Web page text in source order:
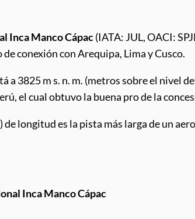
Inca Manco Cápac(IATA: JUL, OACI:
conexión con Arequipa, Lima y Cusco.
a 3825 m s. n. m. (metros sobre el
el cual obtuvo la buena pro de la
de longitud es la pista más larga de un
Inca Manco Cápac